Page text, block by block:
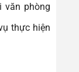
văn phòng
thực hiện